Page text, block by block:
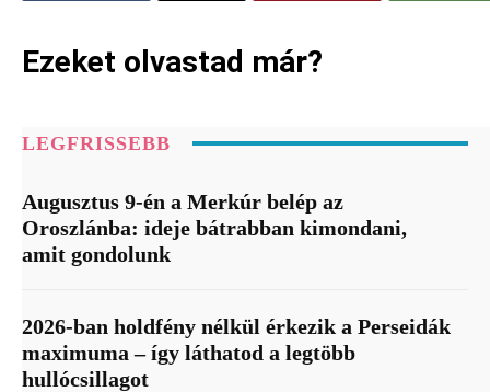
Ezeket olvastad már?
LEGFRISSEBB
Augusztus 9-én a Merkúr belép az
Oroszlánba: ideje bátrabban kimondani,
amit gondolunk
2026-ban holdfény nélkül érkezik a Perseidák
maximuma – így láthatod a legtöbb
hullócsillagot